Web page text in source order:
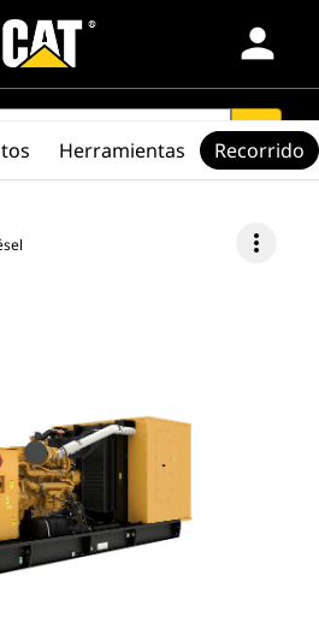
person
search
more_vert
Herramientas Recorrido